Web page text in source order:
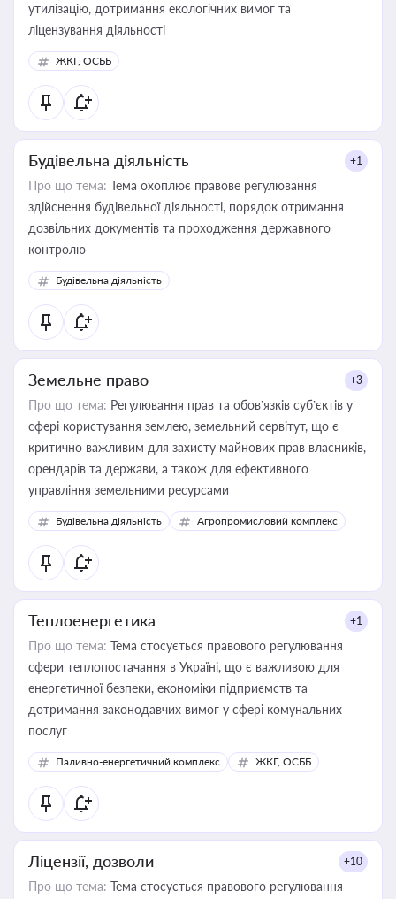
утилізацію, дотримання екологічних вимог та
ліцензування діяльності
ЖКГ, ОСББ
Будівельна діяльність +1
Про що тема: Тема охоплює правове регулювання
здійснення будівельної діяльності, порядок отримання
дозвільних документів та проходження державного
контролю
Будівельна діяльність
Земельне право +3
Про що тема: Регулювання прав та обов’язків суб’єктів у
сфері користування землею, земельний сервітут, що є
критично важливим для захисту майнових прав власників,
орендарів та держави, а також для ефективного
управління земельними ресурсами
Будівельна діяльність Агропромисловий комплекс
Теплоенергетика +1
Про що тема: Тема стосується правового регулювання
сфери теплопостачання в Україні, що є важливою для
енергетичної безпеки, економіки підприємств та
дотримання законодавчих вимог у сфері комунальних
послуг
Паливно-енергетичний комплекс ЖКГ, ОСББ
Ліцензії, дозволи +10
Про що тема: Тема стосується правового регулювання